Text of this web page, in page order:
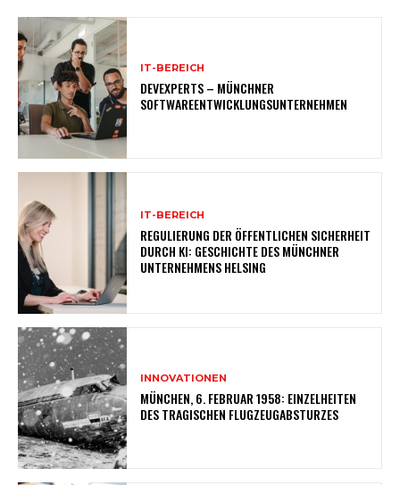
IT-BEREICH
DEVEXPERTS – MÜNCHNER
SOFTWAREENTWICKLUNGSUNTERNEHMEN
IT-BEREICH
REGULIERUNG DER ÖFFENTLICHEN SICHERHEIT
DURCH KI: GESCHICHTE DES MÜNCHNER
UNTERNEHMENS HELSING
INNOVATIONEN
MÜNCHEN, 6. FEBRUAR 1958: EINZELHEITEN
DES TRAGISCHEN FLUGZEUGABSTURZES